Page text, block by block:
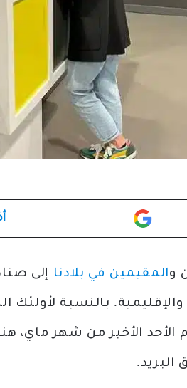
والمقيمين في بلادنا
والإقليمية. بالنسبة
الأحد الأخير من شهر